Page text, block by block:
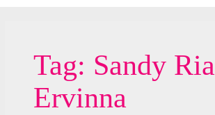
Tag: Sandy Ria
Ervinna